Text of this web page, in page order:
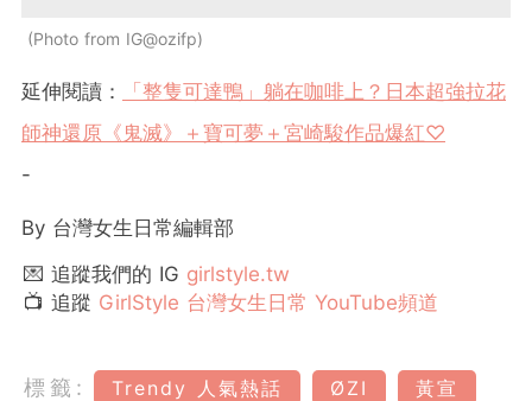
Photo from IG@ozifp
延伸閱讀：
「整隻可達鴨」躺在咖啡上？日本超強拉花
師神還原《鬼滅》＋寶可夢＋宮崎駿作品爆紅♡
-
By 台灣女生日常編輯部
💌 追蹤我們的 IG girlstyle.tw
📺 追蹤 GirlStyle 台灣女生日常 YouTube頻道
標籤: Trendy 人氣熱話 ØZI
黃宣